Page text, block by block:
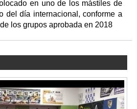
en uno de los mástiles de
del día internacional, conforme a
los grupos aprobada en 2018